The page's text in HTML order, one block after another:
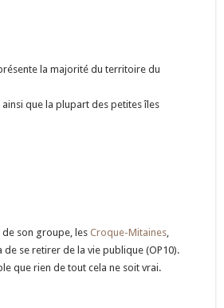
la majorité du territoire du
que la plupart des petites îles
de son groupe, lesCroque-Mitaines,
se retirer de la vie publique (OP10).
que rien de tout cela ne soit vrai.